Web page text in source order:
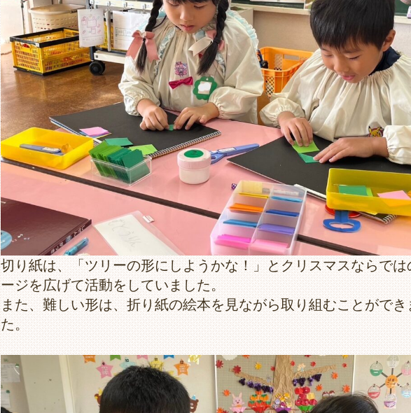
切り紙は、「ツリーの形にしようかな！」とクリスマスならでは
ージを広げて活動をしていました。
また、難しい形は、折り紙の絵本を見ながら取り組むことができ
た。